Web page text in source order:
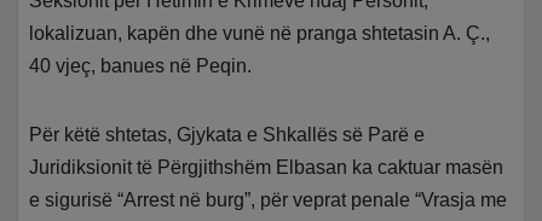
lokalizuan, kapën dhe vunë në pranga shtetasin A. Ç.,
40 vjeç, banues në Peqin.
Për këtë shtetas, Gjykata e Shkallës së Parë e
Juridiksionit të Përgjithshëm Elbasan ka caktuar masën
e sigurisë “Arrest në burg”, për veprat penale “Vrasja me